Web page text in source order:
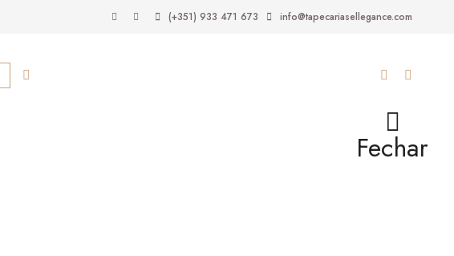
(+351) 933 471 673 info@tapecariasellegance.com
Fechar